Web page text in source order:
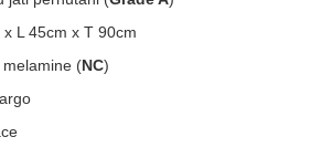
L 45cm x T 90cm
(NC)